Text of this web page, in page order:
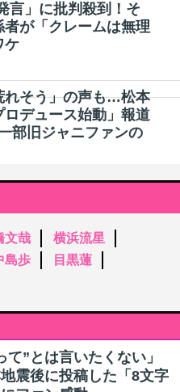
言」に批判殺到！そ
が「クレームは無理
ケ
れそう」の声も…松本
デュース始動」報道
部旧ジャニファンの
文哉
横浜流星
島歩
目黒蓮
て”とは言いたくない」
震後に投稿した「8文字